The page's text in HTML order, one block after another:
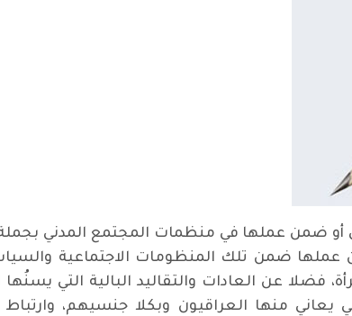
أو ضمن عملها في منظمات المجتمع المدني
عملها ضمن تلك المنظومات الاجتماعية
فضلا عن العادات والتقاليد البالية التي
يعاني منها العراقيون وبكلا جنسيهم،